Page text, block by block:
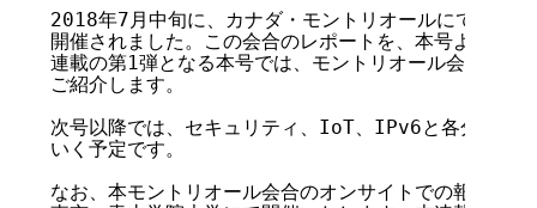
2018年7月中旬に、カナダ・モントリオールにて第
開催されました。この会合のレポートを、本号より連
連載の第1弾となる本号では、モントリオール会合にお
ご紹介します。
次号以降では、セキュリティ、IoT、IPv6と各分野の
いく予定です。
なお、本モントリオール会合のオンサイトでの報告会